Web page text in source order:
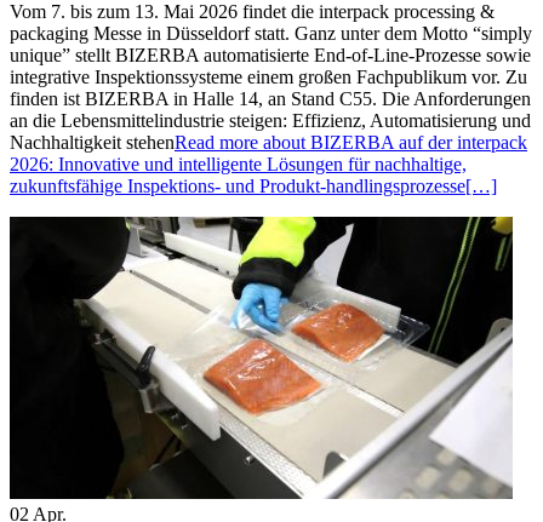
Vom 7. bis zum 13. Mai 2026 findet die interpack processing &
packaging Messe in Düsseldorf statt. Ganz unter dem Motto “simply
unique” stellt BIZERBA automatisierte End-of-Line-Prozesse sowie
integrative Inspektionssysteme einem großen Fachpublikum vor. Zu
finden ist BIZERBA in Halle 14, an Stand C55. Die Anforderungen
an die Lebensmittelindustrie steigen: Effizienz, Automatisierung und
Nachhaltigkeit stehenRead more about BIZERBA auf der interpack
2026: Innovative und intelligente Lösungen für nachhaltige,
zukunftsfähige Inspektions- und Produkt-handlingsprozesse[…]
02 Apr.